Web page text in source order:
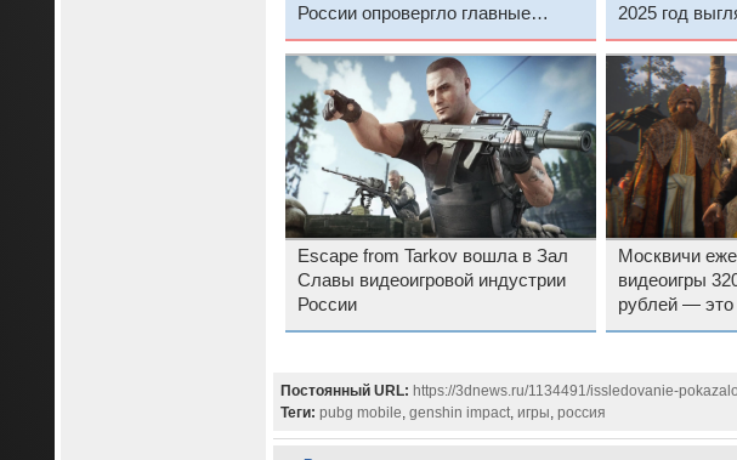
России опровергло главные
мифы о российских геймерах
2025 год
одинаково
Escape from Tarkov вошла в Зал
Славы видеоигровой индустрии
России
Москвичи
видеоигры
рублей — это
общего
Постоянный URL: https://3dnews.ru/1134491/issledovanie-
Теги: pubg mobile, genshin impact, игры, россия